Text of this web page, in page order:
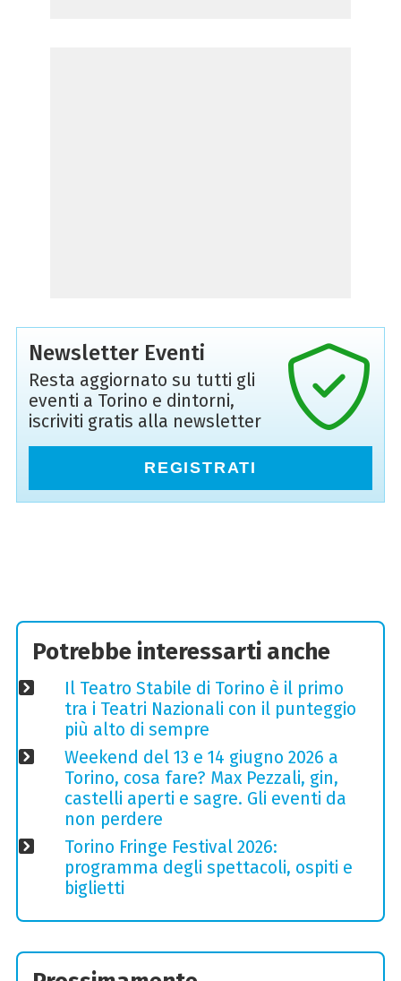
Newsletter Eventi
Resta aggiornato su tutti gli
eventi a Torino e dintorni,
iscriviti gratis alla newsletter
REGISTRATI
Potrebbe interessarti anche
Il Teatro Stabile di Torino è il primo
tra i Teatri Nazionali con il punteggio
più alto di sempre
Weekend del 13 e 14 giugno 2026 a
Torino, cosa fare? Max Pezzali, gin,
castelli aperti e sagre. Gli eventi da
non perdere
Torino Fringe Festival 2026:
programma degli spettacoli, ospiti e
biglietti